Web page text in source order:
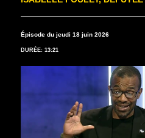
Épisode du jeudi 18 juin 2026
DURÉE: 13:21